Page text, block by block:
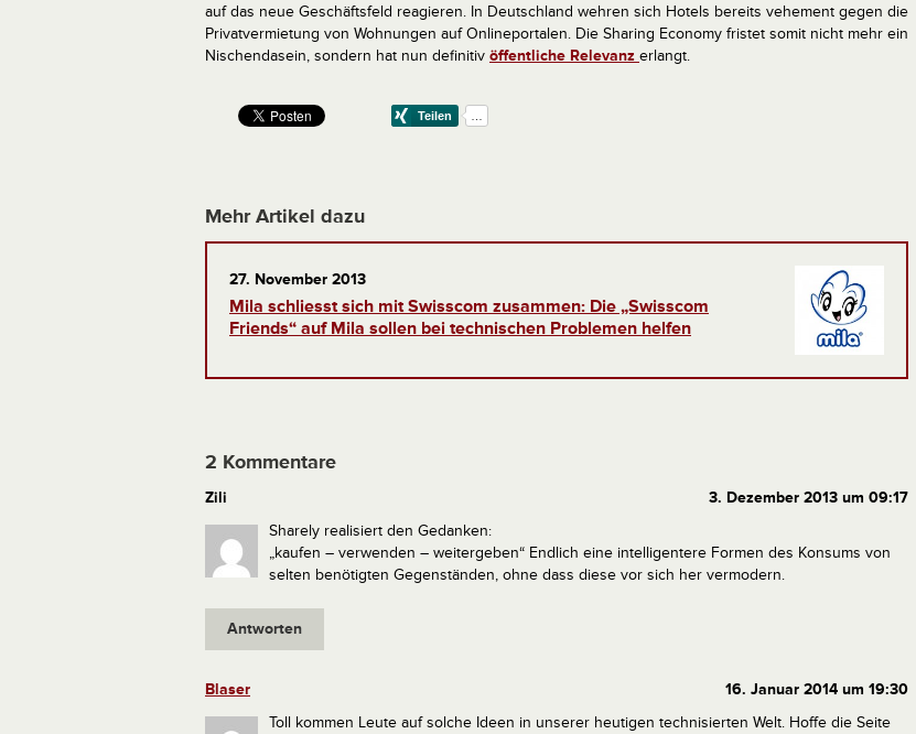
auf das neue Geschäftsfeld reagieren. In Deutschland wehren sich Hotels bereits vehement gegen die
Privatvermietung von Wohnungen auf Onlineportalen. Die Sharing Economy fristet somit nicht mehr ein
Nischendasein, sondern hat nun definitiv öffentliche Relevanz erlangt.
Mehr Artikel dazu
27. November 2013
Mila schliesst sich mit Swisscom zusammen: Die „Swisscom
Friends“ auf Mila sollen bei technischen Problemen helfen
2 Kommentare
Zili
3. Dezember 2013 um 09:17
Sharely realisiert den Gedanken:
„kaufen – verwenden – weitergeben“ Endlich eine intelligentere Formen des Konsums von
selten benötigten Gegenständen, ohne dass diese vor sich her vermodern.
Antworten
Blaser
16. Januar 2014 um 19:30
Toll kommen Leute auf solche Ideen in unserer heutigen technisierten Welt. Hoffe die Seite